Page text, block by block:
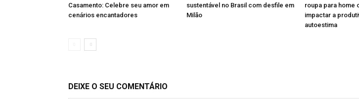
Casamento: Celebre seu amor em
cenários encantadores
sustentável no Brasil com desfile em
Milão
roupa para home
impactar a
autoestima
DEIXE O SEU COMENTÁRIO